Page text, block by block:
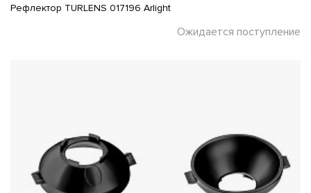
Рефлектор TURLENS 017196 Arlight
Ожидается поступление